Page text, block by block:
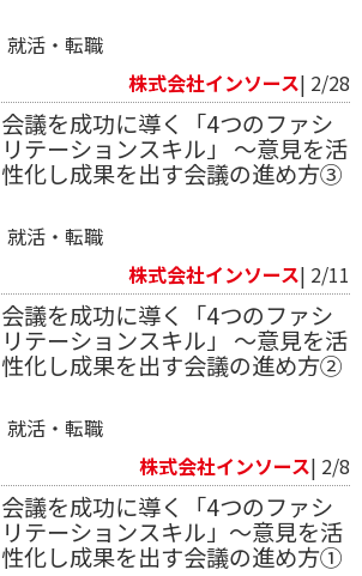
就活・転職
株式会社インソース| 2/28
会議を成功に導く「4つのファシ
リテーションスキル」 ～意見を活
性化し成果を出す会議の進め方③
就活・転職
株式会社インソース| 2/11
会議を成功に導く「4つのファシ
リテーションスキル」 ～意見を活
性化し成果を出す会議の進め方②
就活・転職
株式会社インソース| 2/8
会議を成功に導く「4つのファシ
リテーションスキル」～意見を活
性化し成果を出す会議の進め方①